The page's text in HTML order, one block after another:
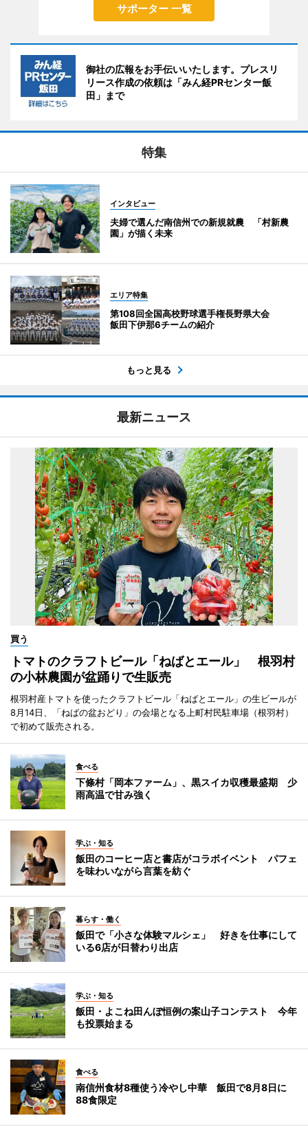
サポーター 一覧
御社の広報をお手伝いいたします。プレスリ
リース作成の依頼は「みん経PRセンター飯
田」まで
特集
インタビュー
夫婦で選んだ南信州での新規就農 「村新農
園」が描く未来
エリア特集
第108回全国高校野球選手権長野県大会
飯田下伊那6チームの紹介
もっと見る
最新ニュース
買う
トマトのクラフトビール「ねばとエール」 根羽村
の小林農園が盆踊りで生販売
根羽村産トマトを使ったクラフトビール「ねばとエール」の生ビールが
8月14日、「ねばの盆おどり」の会場となる上町村民駐車場（根羽村）
で初めて販売される。
食べる
下條村「岡本ファーム」、黒スイカ収穫最盛期 少
雨高温で甘み強く
学ぶ・知る
飯田のコーヒー店と書店がコラボイベント パフェ
を味わいながら言葉を紡ぐ
暮らす・働く
飯田で「小さな体験マルシェ」 好きを仕事にして
いる6店が日替わり出店
学ぶ・知る
飯田・よこね田んぼ恒例の案山子コンテスト 今年
も投票始まる
食べる
南信州食材8種使う冷やし中華 飯田で8月8日に
88食限定